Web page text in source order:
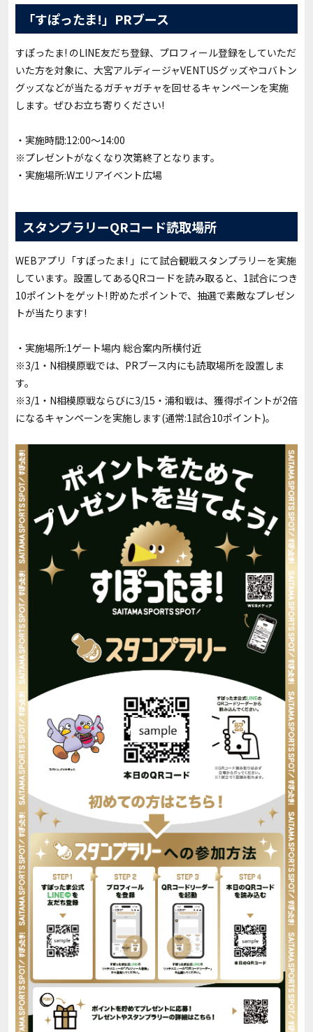
「すぽったま!」PRブース
すぽったま! のLINE友だち登録、プロフィール登録をしていただ
いた方を対象に、大宮アルディージャVENTUSグッズやコバトン
グッズなどが当たるガチャガチャを回せるキャンペーンを実施
します。ぜひお立ち寄りください!
・実施時間:12:00～14:00
※プレゼントがなくなり次第終了となります。
・実施場所:Wエリアイベント広場
スタンプラリーQRコード読取場所
WEBアプリ「すぽったま! 」にて試合観戦スタンプラリーを実施
しています。設置してあるQRコードを読み取ると、1試合につき
10ポイントをゲット! 貯めたポイントで、抽選で素敵なプレゼン
トが当たります!
・実施場所:1ゲート場内 総合案内所横付近
※3/1・N相模原戦では、PRブース内にも読取場所を設置しま
す。
※3/1・N相模原戦ならびに3/15・浦和戦は、獲得ポイントが2倍
になるキャンペーンを実施します(通常:1試合10ポイント)。